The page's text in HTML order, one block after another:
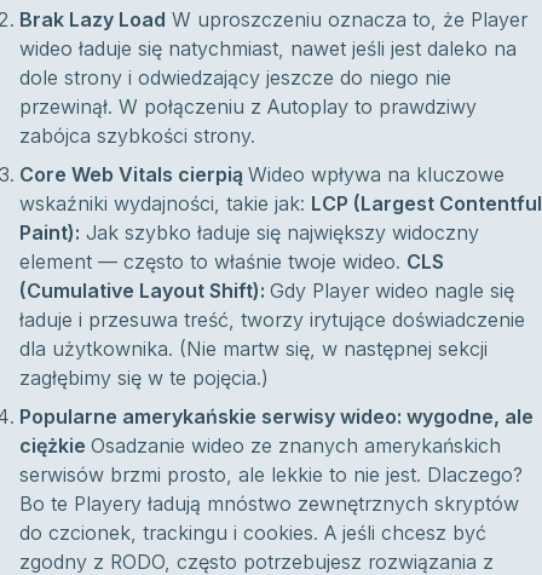
Brak Lazy Load W uproszczeniu oznacza to, że Player
wideo ładuje się natychmiast, nawet jeśli jest daleko na
dole strony i odwiedzający jeszcze do niego nie
przewinął. W połączeniu z Autoplay to prawdziwy
zabójca szybkości strony.
Core Web Vitals cierpią Wideo wpływa na kluczowe
wskaźniki wydajności, takie jak: LCP (Largest Contentful
Paint): Jak szybko ładuje się największy widoczny
element — często to właśnie twoje wideo. CLS
(Cumulative Layout Shift): Gdy Player wideo nagle się
ładuje i przesuwa treść, tworzy irytujące doświadczenie
dla użytkownika. (Nie martw się, w następnej sekcji
zagłębimy się w te pojęcia.)
Popularne amerykańskie serwisy wideo: wygodne, ale
ciężkie Osadzanie wideo ze znanych amerykańskich
serwisów brzmi prosto, ale lekkie to nie jest. Dlaczego?
Bo te Playery ładują mnóstwo zewnętrznych skryptów
do czcionek, trackingu i cookies. A jeśli chcesz być
zgodny z RODO, często potrzebujesz rozwiązania z